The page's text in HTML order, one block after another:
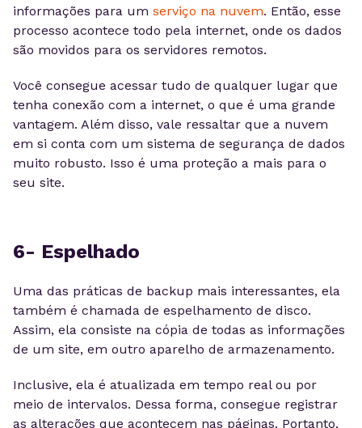
informações para um serviço na nuvem. Então, esse
processo acontece todo pela internet, onde os dados
são movidos para os servidores remotos.
Você consegue acessar tudo de qualquer lugar que
tenha conexão com a internet, o que é uma grande
vantagem. Além disso, vale ressaltar que a nuvem
em si conta com um sistema de segurança de dados
muito robusto. Isso é uma proteção a mais para o
seu site.
6- Espelhado
Uma das práticas de backup mais interessantes, ela
também é chamada de espelhamento de disco.
Assim, ela consiste na cópia de todas as informações
de um site, em outro aparelho de armazenamento.
Inclusive, ela é atualizada em tempo real ou por
meio de intervalos. Dessa forma, consegue registrar
as alterações que acontecem nas páginas. Portanto,